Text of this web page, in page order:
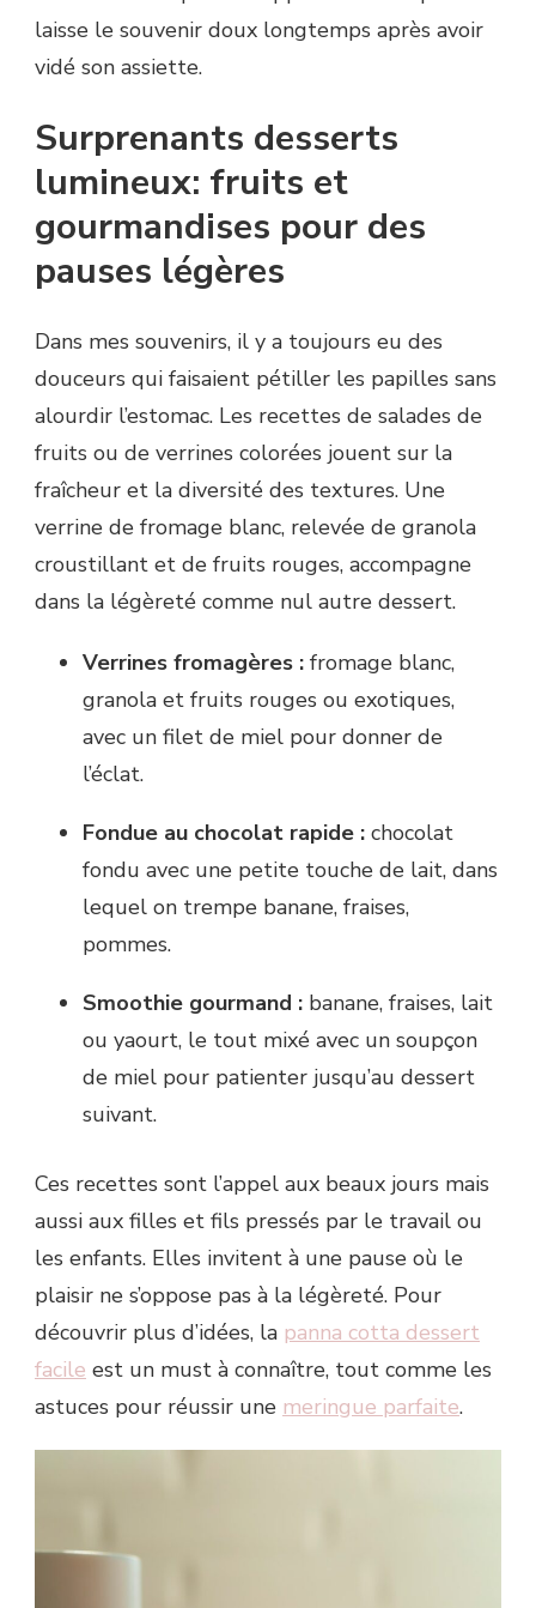
laisse le souvenir doux longtemps après avoir
vidé son assiette.
Surprenants desserts
lumineux: fruits et
gourmandises pour des
pauses légères
Dans mes souvenirs, il y a toujours eu des
douceurs qui faisaient pétiller les papilles sans
alourdir l’estomac. Les recettes de salades de
fruits ou de verrines colorées jouent sur la
fraîcheur et la diversité des textures. Une
verrine de fromage blanc, relevée de granola
croustillant et de fruits rouges, accompagne
dans la légèreté comme nul autre dessert.
Verrines fromagères : fromage blanc,
granola et fruits rouges ou exotiques,
avec un filet de miel pour donner de
l’éclat.
Fondue au chocolat rapide : chocolat
fondu avec une petite touche de lait, dans
lequel on trempe banane, fraises,
pommes.
Smoothie gourmand : banane, fraises, lait
ou yaourt, le tout mixé avec un soupçon
de miel pour patienter jusqu’au dessert
suivant.
Ces recettes sont l’appel aux beaux jours mais
aussi aux filles et fils pressés par le travail ou
les enfants. Elles invitent à une pause où le
plaisir ne s’oppose pas à la légèreté. Pour
découvrir plus d’idées, la panna cotta dessert
facile est un must à connaître, tout comme les
astuces pour réussir une meringue parfaite.